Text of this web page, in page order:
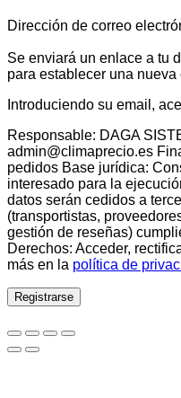
Dirección de correo
Se enviará un enlace a tu
para establecer una nueva
Introduciendo su email,
Responsable: DAGA
admin@climaprecio.es
pedidos Base jurídica:
interesado para la
datos serán cedidos a
(transportistas,
gestión de reseñas)
Derechos: Acceder,
más en la política de
Registrarse